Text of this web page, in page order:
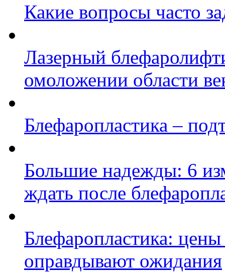
Какие вопросы часто
Лазерный
омоложении области
Блефаропластика –
Большие надежды: 6
ждать после
Блефаропластика:
оправдывают ожидания